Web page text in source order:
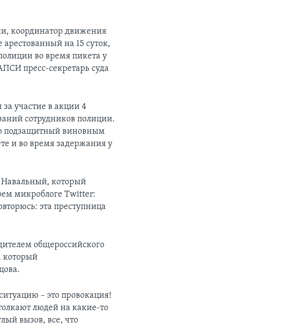
координатор движения
на 15 суток,
во время пикета у
пресс-секретарь суда
участие в акции 4
сотрудников полиции.
подзащитный виновным
и во время задержания у
Навальный, который
микроблоге Twitter:
эта преступница
общероссийского
который
– это провокация!
людей на какие-то
вызов, все, что